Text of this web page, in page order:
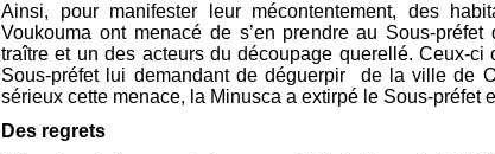
Ainsi, pour manifester leur mécontentement, des
Voukouma ont menacé de s’en prendre au Sous-préfet
traître et un des acteurs du découpage querellé. Ceux-ci
Sous-préfet lui demandant de déguerpir de la ville de
sérieux cette menace, la Minusca a extirpé le Sous-préfet
Des regrets